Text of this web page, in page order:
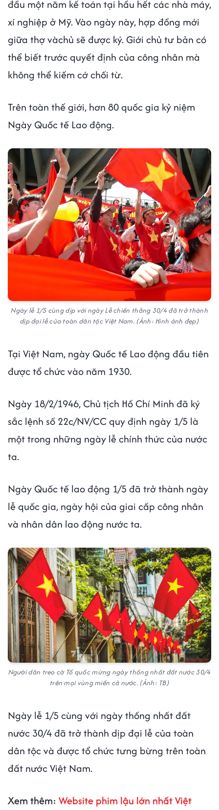
đầu một năm kế toán tại hầu hết các nhà máy,
xí nghiệp ở Mỹ. Vào ngày này, hợp đồng mới
giữa thợ vàchủ sẽ được ký. Giới chủ tư bản có
thể biết trước quyết định của công nhân mà
không thể kiếm cớ chối từ.
Trên toàn thế giới, hơn 80 quốc gia kỷ niệm
Ngày Quốc tế Lao động.
Ngày lễ 1/5 cùng dịp với ngày Lễ chiến thắng 30/4 đã trở thành
dịp đại lễ của toàn dân tộc Việt Nam. (Ảnh: Hình ảnh đẹp)
Tại Việt Nam, ngày Quốc tế Lao động đầu tiên
được tổ chức vào năm 1930.
Ngày 18/2/1946, Chủ tịch Hồ Chí Minh đã ký
sắc lệnh số 22c/NV/CC quy định ngày 1/5 là
một trong những ngày lễ chính thức của nước
ta.
Ngày Quốc tế lao động 1/5 đã trở thành ngày
lễ quốc gia, ngày hội của giai cấp công nhân
và nhân dân lao động nước ta.
Người dân treo cờ Tổ quốc mừng ngày thống nhất đất nước 30/4
trên mọi vùng miền cả nước. (Ảnh: TB)
Ngày lễ 1/5 cùng với ngày thống nhất đất
nước 30/4 đã trở thành dịp đại lễ của toàn
dân tộc và được tổ chức tưng bừng trên toàn
đất nước Việt Nam.
Xem thêm: Website phim lậu lớn nhất Việt